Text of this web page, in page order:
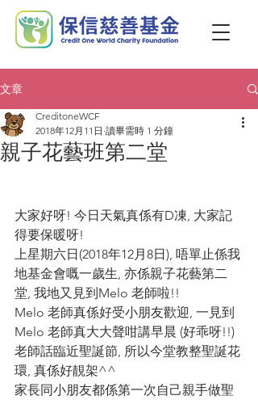
文章
親子花藝班第二堂
CreditoneWCF
2018年12月11日 讀畢需時 1 分鐘
大家好呀! 今日天氣真係有D凍, 大家記
得要保暖呀!
上星期六日(2018年12月8日), 唔單止係我
地基金會嘅一歲生, 亦係親子花藝第二
堂, 我地又見到Melo 老師啦!!
Melo 老師真係好受小朋友歡迎, 一見到
Melo 老師真大大聲咁講早晨 (好乖呀!!)
老師話臨近聖誕節, 所以今堂教整聖誕花
環, 真係好靚架^^
家長同小朋友都係第一次自己親手做聖